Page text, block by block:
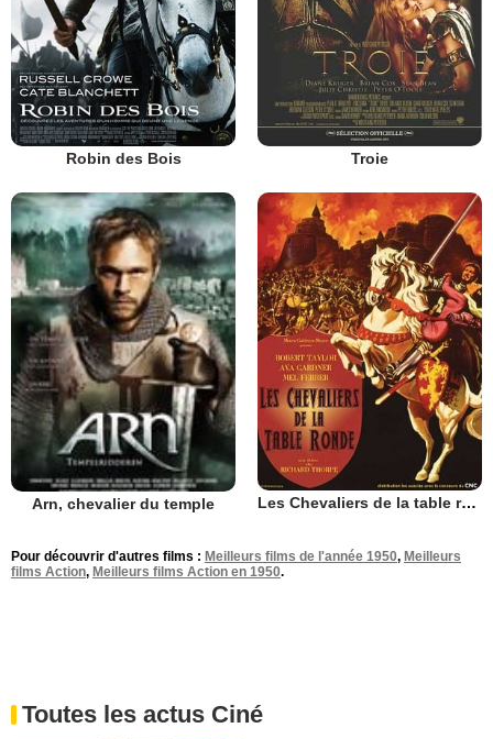
Robin des Bois Troie
Arn, chevalier du temple Les Chevaliers de la table ronde
Pour découvrir d'autres films : Meilleurs films de l'année 1950, Meilleurs
films Action, Meilleurs films Action en 1950.
Toutes les actus Ciné